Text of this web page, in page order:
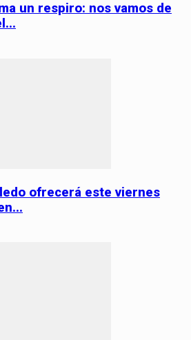
un respiro: nos vamos de
ofrecerá este viernes